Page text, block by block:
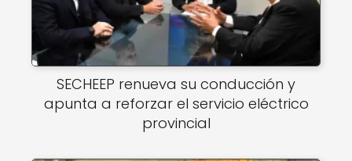
SECHEEP renueva su conducción y
apunta a reforzar el servicio eléctrico
provincial